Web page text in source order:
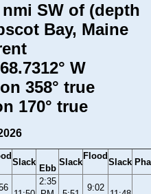
SW of (depth
Bay, Maine
W
358° true
170° true
Slack
Ebb
Slack
Flood
Slack
2:35
9:02